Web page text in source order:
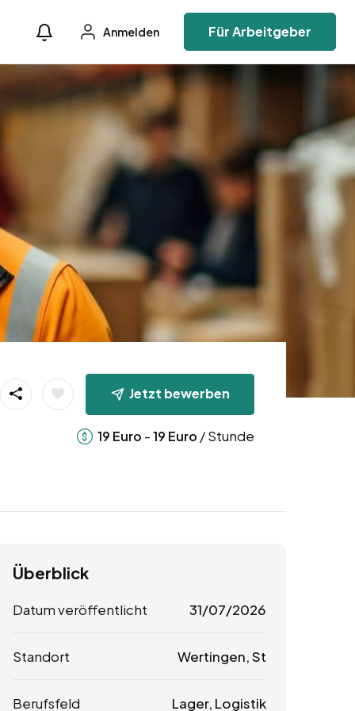
Anmelden Für Arbeitgeber
Jetzt bewerben
19 Euro -19 Euro / Stunde
Überblick
Datum veröffentlicht 31/07/2026
Standort Wertingen, St
Berufsfeld Lager, Logistik